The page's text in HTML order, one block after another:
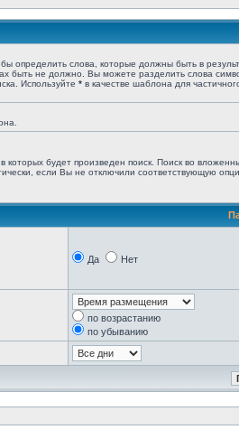
определить слова, которые должны быть в
быть не должно. Вы можете разделить слова
Используйте * в качестве шаблона для
будет произведен поиск. Поиск во
если Вы не отключили соответствующую
Да Нет
по возрастанию
по убыванию